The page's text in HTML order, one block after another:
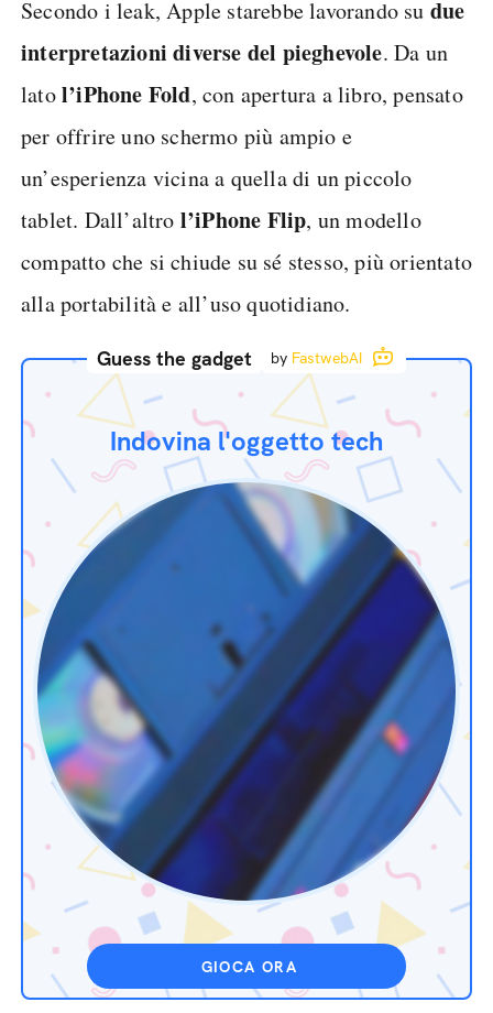
Secondo i leak, Apple starebbe lavorando su due
interpretazioni diverse del pieghevole. Da un
latol’iPhone Fold, con apertura a libro, pensato
per offrire uno schermo più ampio e
un’esperienza vicina a quella di un piccolo
tablet. Dall’altro l’iPhone Flip, un modello
compatto che si chiude su sé stesso, più orientato
alla portabilità e all’uso quotidiano.
Guess the gadget by FastwebAI
Indovina l'oggetto tech
GIOCA ORA